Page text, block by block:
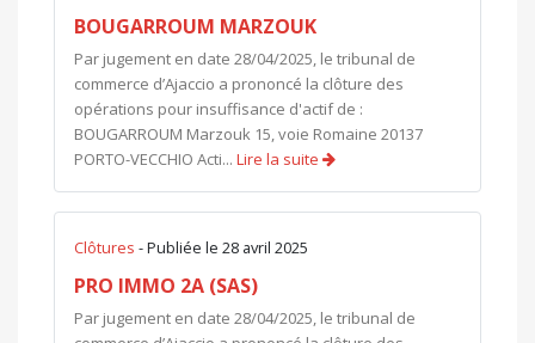
BOUGARROUM MARZOUK
Par jugement en date 28/04/2025, le tribunal de
commerce d’Ajaccio a prononcé la clôture des
opérations pour insuffisance d'actif de :
BOUGARROUM Marzouk 15, voie Romaine 20137
PORTO-VECCHIO Acti... Lire la suite
Clôtures - Publiée le 28 avril 2025
PRO IMMO 2A (SAS)
Par jugement en date 28/04/2025, le tribunal de